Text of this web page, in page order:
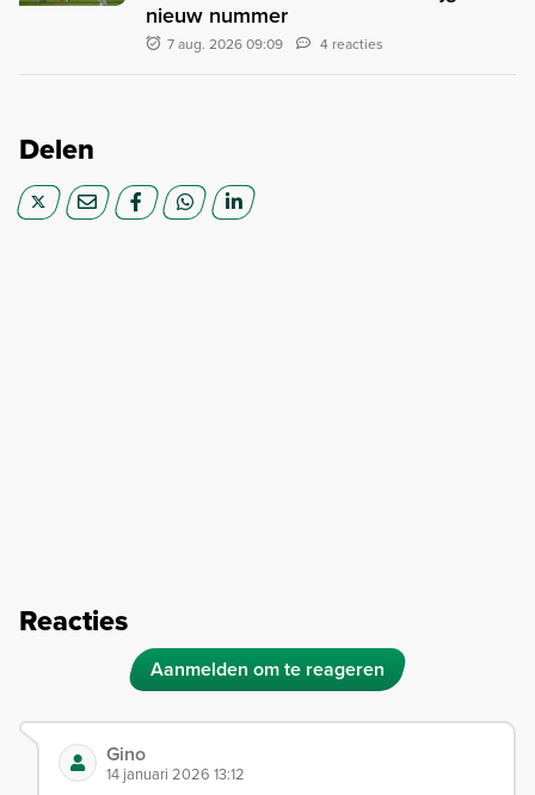
nieuw nummer
7 aug. 2026 09:09 4 reacties
Delen
Reacties
Aanmelden om te reageren
Gino
14 januari 2026 13:12